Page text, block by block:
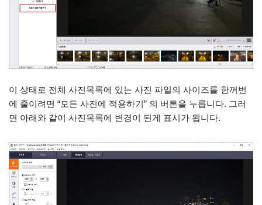
이 상태로 전체 사진목록에 있는 사진 파일의 사이즈를 한꺼번
에 줄이려면 “모든 사진에 적용하기” 의 버튼을 누릅니다. 그러
면 아래와 같이 사진목록에 변경이 된게 표시가 됩니다.